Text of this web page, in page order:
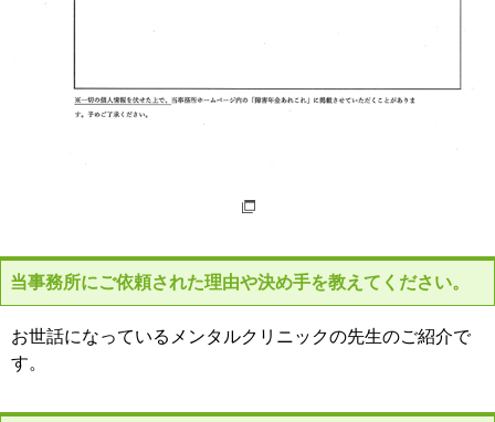
当事務所にご依頼された理由や決め手を教えてください。
お世話になっているメンタルクリニックの先生のご紹介で
す。